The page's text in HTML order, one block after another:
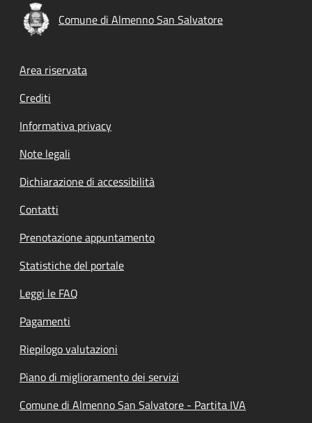
Comune di Almenno San Salvatore
Footer menu
Area riservata
Crediti
Informativa privacy
Note legali
Dichiarazione di accessibilità
Contatti
Prenotazione appuntamento
Statistiche del portale
Leggi le FAQ
Pagamenti
Riepilogo valutazioni
Piano di miglioramento dei servizi
Comune di Almenno San Salvatore - Partita IVA